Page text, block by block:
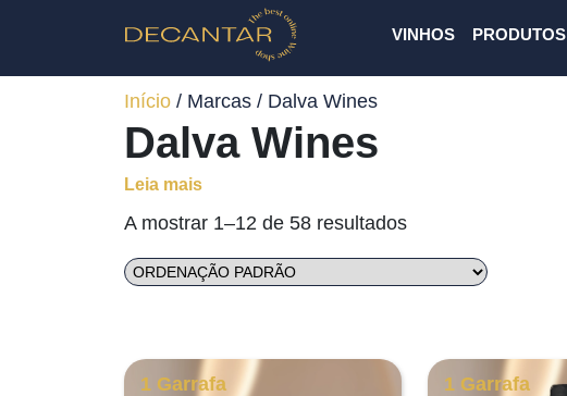
VINHOS PRODUTOS
Início / Marcas / Dalva Wines
Dalva Wines
Leia mais
A mostrar 1–12 de 58 resultados
1 Garrafa
1 Garrafa